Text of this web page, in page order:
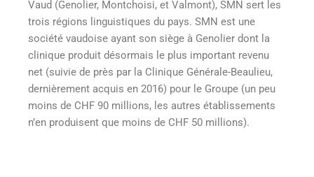
Vaud (Genolier, Montchoisi, et Valmont), SMN sert les
trois régions linguistiques du pays. SMN est une
société vaudoise ayant son siège à Genolier dont la
clinique produit désormais le plus important revenu
net (suivie de près par la Clinique Générale-Beaulieu,
dernièrement acquis en 2016) pour le Groupe (un peu
moins de CHF 90 millions, les autres établissements
n’en produisent que moins de CHF 50 millions).